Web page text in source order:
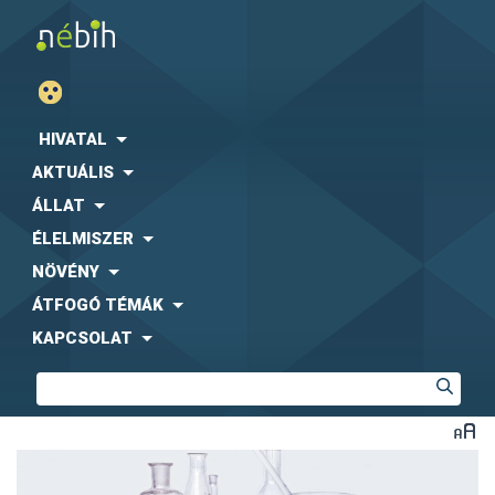
HIVATAL
AKTUÁLIS
ÁLLAT
ÉLELMISZER
NÖVÉNY
ÁTFOGÓ TÉMÁK
KAPCSOLAT